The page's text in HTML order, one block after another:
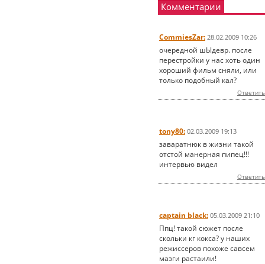
Комментарии
CommiesZar: 28.02.2009 10:26
очередной шЫдевр. после
перестройки у нас хоть один
хороший фильм сняли, или
только подобный кал?
Ответить
tony80: 02.03.2009 19:13
заваратнюк в жизни такой
отстой манерная пипец!!!
интервью видел
Ответить
captain black: 05.03.2009 21:10
Ппц! такой сюжет после
скольки кг кокса? у наших
режиссеров похоже савсем
мазги растаили!